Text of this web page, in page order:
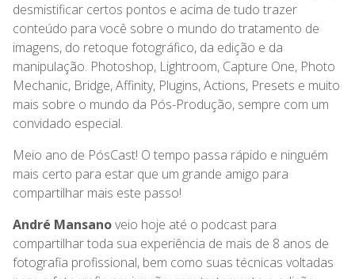
desmistificar certos pontos e acima de tudo trazer
conteúdo para você sobre o mundo do tratamento de
imagens, do retoque fotográfico, da edição e da
manipulação. Photoshop, Lightroom, Capture One, Photo
Mechanic, Bridge, Affinity, Plugins, Actions, Presets e muito
mais sobre o mundo da Pós-Produção, sempre com um
convidado especial.
Meio ano de PósCast! O tempo passa rápido e ninguém
mais certo para estar que um grande amigo para
compartilhar mais este passo!
André Mansanoveio hoje até o podcast para
compartilhar toda sua experiência de mais de 8 anos de
fotografia profissional, bem como suas técnicas voltadas